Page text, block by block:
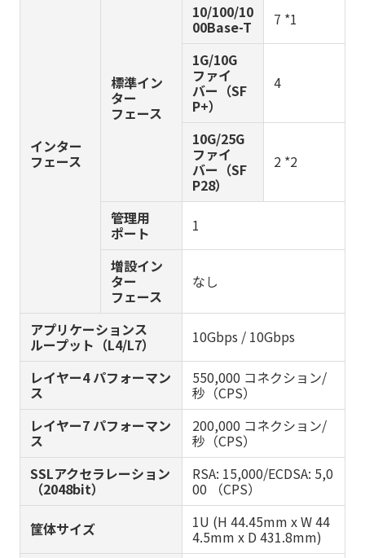
インター
フェース
標準イン
ター
フェース
10/100/10
00Base-T 7 *1
1G/10G
ファイ
バー（SF
P+）
4
10G/25G
ファイ
バー（SF
P28）
2 *2
管理用
ポート 1
増設イン
ター
フェース
なし
アプリケーションス
ループット（L4/L7） 10Gbps / 10Gbps
レイヤー4 パフォーマン
ス
550,000 コネクション/
秒（CPS）
レイヤー7 パフォーマン
ス
200,000 コネクション/
秒（CPS）
SSLアクセラレーション
（2048bit）
RSA: 15,000/ECDSA: 5,0
00 （CPS）
筐体サイズ 1U (H 44.45mm x W 44
4.5mm x D 431.8mm)